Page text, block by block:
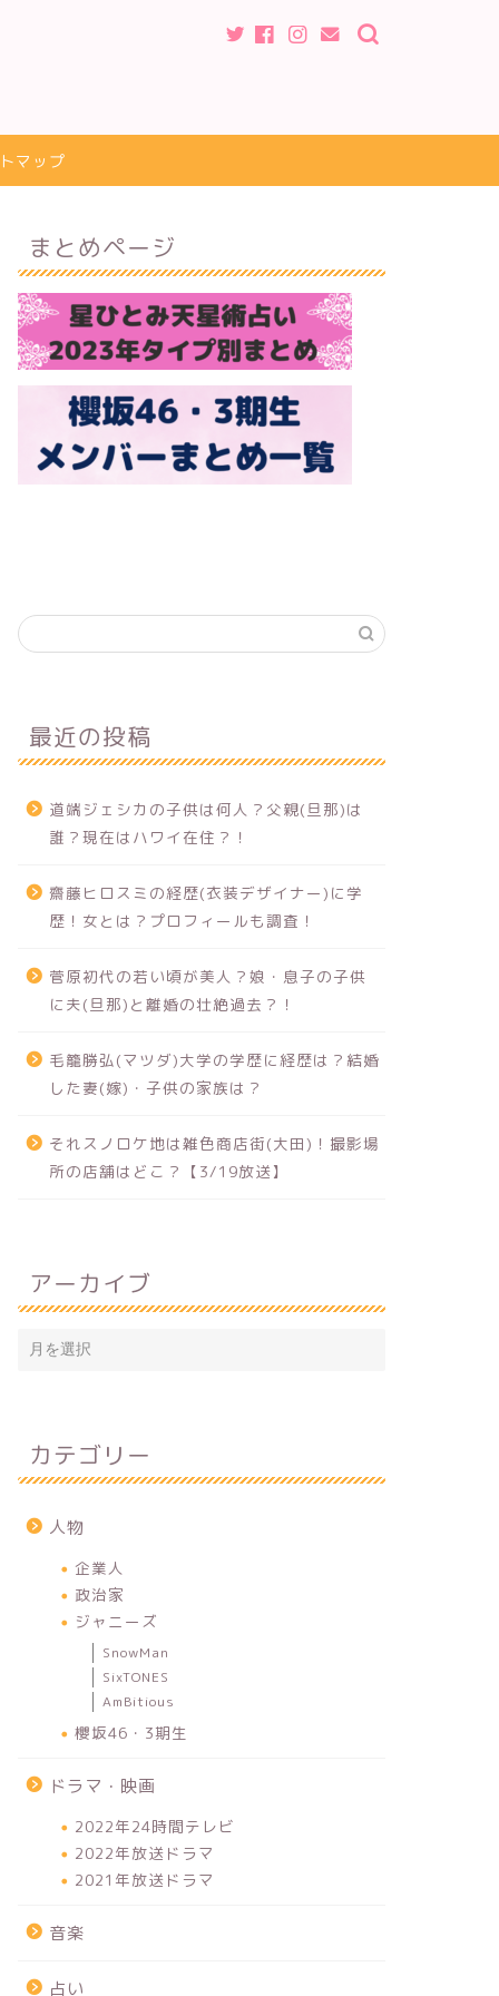
マップ
まとめページ
最近の投稿
道端ジェシカの子供は何人？父親(旦那)は
誰？現在はハワイ在住？！
齋藤ヒロスミの経歴(衣装デザイナー)に学
歴！女とは？プロフィールも調査！
菅原初代の若い頃が美人？娘・息子の子供
に夫(旦那)と離婚の壮絶過去？！
毛籠勝弘(マツダ)大学の学歴に経歴は？結婚
した妻(嫁)・子供の家族は？
それスノロケ地は雑色商店街(大田)！撮影場
所の店舗はどこ？【3/19放送】
アーカイブ
カテゴリー
人物
企業人
政治家
ジャニーズ
SnowMan
SixTONES
AmBitious
櫻坂46・3期生
ドラマ・映画
2022年24時間テレビ
2022年放送ドラマ
2021年放送ドラマ
音楽
占い